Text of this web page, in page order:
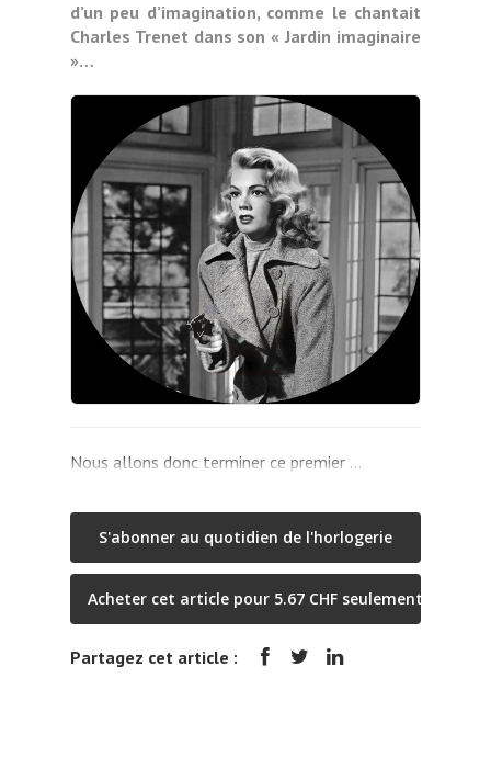
d’un peu d’imagination, comme le chantait
Charles Trenet dans son « Jardin imaginaire
»…
Nous allons donc terminer ce premier …
S'abonner au quotidien de l'horlogerie
Acheter cet article pour 5.67 CHF seulement
Partagez cet article :